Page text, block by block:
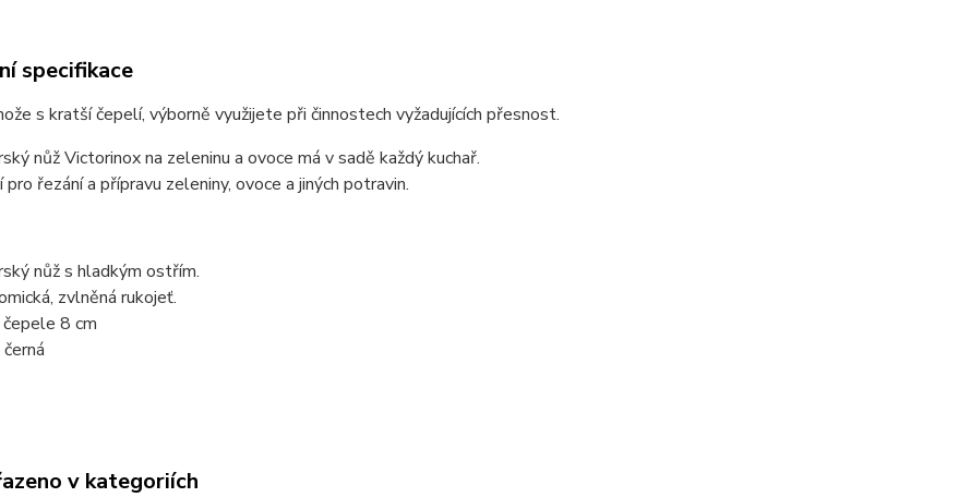
specifikace
s kratší čepelí, výborně využijete při činnostech vyžadujících přesnost.
nůž Victorinox na zeleninu a ovoce má v sadě každý kuchař.
pro řezání a přípravu zeleniny, ovoce a jiných potravin.
nůž s hladkým ostřím.
zvlněná rukojeť.
8 cm
v kategoriích